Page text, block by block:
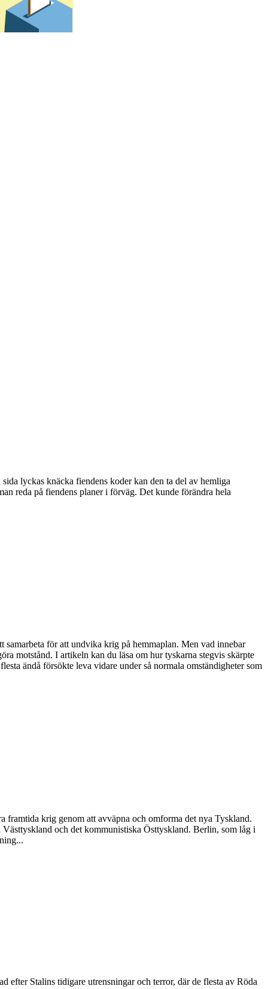
lyckas knäcka fiendens koder kan den ta del av hemliga
reda på fiendens planer i förväg. Det kunde förändra hela
för att undvika krig på hemmaplan. Men vad innebar
motstånd. I artikeln kan du läsa om hur tyskarna stegvis skärpte
ändå försökte leva vidare under så normala omständigheter som
framtida krig genom att avväpna och omforma det nya Tyskland.
och det kommunistiska Östtyskland. Berlin, som låg i
efter Stalins tidigare utrensningar och terror, där de flesta av Röda